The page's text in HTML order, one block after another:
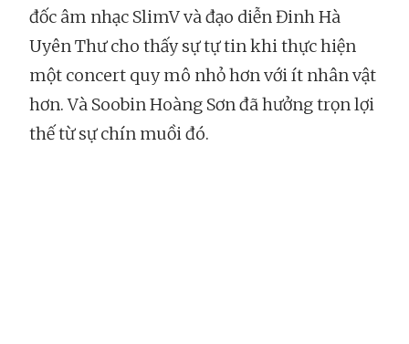
đốc âm nhạc SlimV và đạo diễn Đinh Hà
Uyên Thư cho thấy sự tự tin khi thực hiện
một concert quy mô nhỏ hơn với ít nhân vật
hơn. Và Soobin Hoàng Sơn đã hưởng trọn lợi
thế từ sự chín muồi đó.